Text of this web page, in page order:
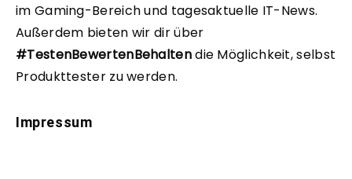
im Gaming-Bereich und tagesaktuelle IT-News.
Außerdem bieten wir dir über
#TestenBewertenBehaltendie Möglichkeit, selbst
Produkttester zu werden.
Impressum